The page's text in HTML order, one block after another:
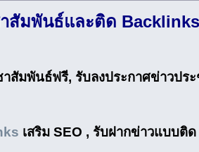
สัมพันธ์และติด
สัมพันธ์ฟรี, รับลงประกาศข่าวปร
เสริม SEO , รับฝากข่าวแบบติ